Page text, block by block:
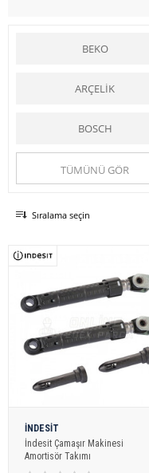
günümüzdeki halini aldı.
hanımlarına kolaylık
sağlamaktadır.
imkanıyla çamaşır makinesi
sunmaktadır.
Amortisör kategorileri ile
kolaylıkla ulaşabilirsiniz.
parçalarını kullanım ağınıza
ile
BEKO
ARÇELİK
BOSCH
TÜMÜNÜ GÖR
Sıralama seçin
İNDESİT
İndesit Çamaşır Makinesi
Amortisör Takımı